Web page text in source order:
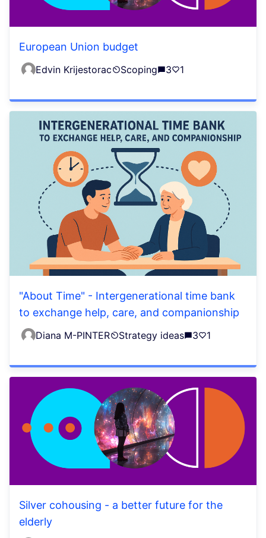
European Union budget
Edvin Krijestorac Scoping 3 1
"About Time" - Intergenerational time bank
to exchange help, care, and companionship
Diana M-PINTER Strategy ideas 3 1
Silver cohousing - a better future for the
elderly